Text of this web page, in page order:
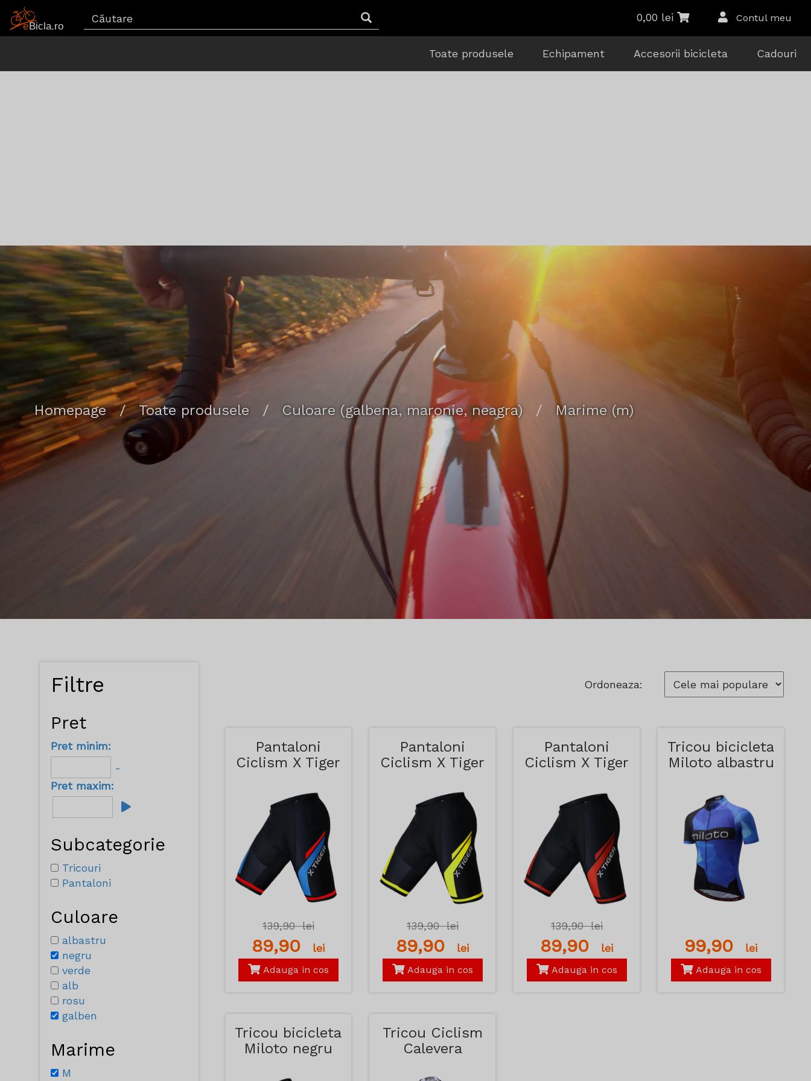
0,00 lei Contul meu
Toate produsele Echipament Accesorii bicicleta Cadouri
Homepage / Toate produsele / Culoare (galbena, maronie, neagra) / Marime (m)
Filtre
Pret
Pret minim:
-
Pret maxim:
Subcategorie
Tricouri
Pantaloni
Culoare
albastru
negru
verde
alb
rosu
galben
Marime
M
Ordoneaza:
Pantaloni
Ciclism X Tiger
Rosu
139,90lei
89,90 lei
Adauga in cos
Pantaloni
Ciclism X Tiger
139,90lei
89,90 lei
Adauga in cos
Pantaloni
Ciclism X Tiger
139,90lei
89,90 lei
Adauga in cos
Tricou bicicleta
Miloto albastru
99,90 lei
Adauga in cos
Tricou bicicleta
Miloto negru
Tricou Ciclism
Calevera